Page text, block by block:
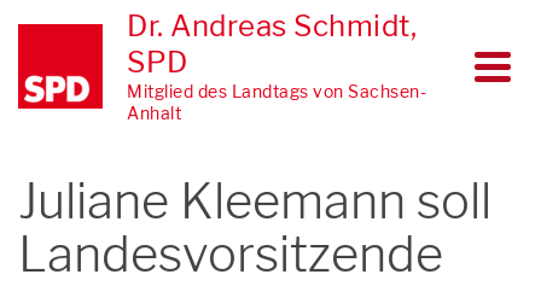
Dr. Andreas Schmidt,
SPD
Mitglied des Landtags von Sachsen-
Anhalt
Juliane Kleemann soll
Landesvorsitzende